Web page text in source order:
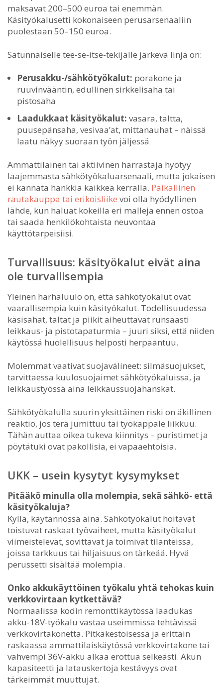
maksavat 200–500 euroa tai enemmän.
Käsityökalusetti kokonaiseen perusarsenaaliin
puolestaan 50–150 euroa.
Satunnaiselle tee-se-itse-tekijälle järkevä linja on:
Perusakku-/sähkötyökalut: porakone ja
ruuvinvääntin, edullinen sirkkelisaha tai
pistosaha
Laadukkaat käsityökalut: vasara, taltta,
puusepänsaha, vesivaa’at, mittanauhat – näissä
laatu näkyy suoraan työn jäljessä
Ammattilainen tai aktiivinen harrastaja hyötyy
laajemmasta sähkötyökaluarsenaali, mutta jokaisen
ei kannata hankkia kaikkea kerralla. Paikallinen
rautakauppa tai erikoisliike voi olla hyödyllinen
lähde, kun haluat kokeilla eri malleja ennen ostoa
tai saada henkilökohtaista neuvontaa
käyttötarpeisiisi.
Turvallisuus: käsityökalut eivät aina
ole turvallisempia
Yleinen harhaluulo on, että sähkötyökalut ovat
vaarallisempia kuin käsityökalut. Todellisuudessa
käsisahat, taltat ja piikit aiheuttavat runsaasti
leikkaus- ja pistotapaturmia – juuri siksi, että niiden
käytössä huolellisuus helposti herpaantuu.
Molemmat vaativat suojavälineet: silmäsuojukset,
tarvittaessa kuulosuojaimet sähkötyökaluissa, ja
leikkaustyössä aina leikkaussuojahanskat.
Sähkötyökalulla suurin yksittäinen riski on äkillinen
reaktio, jos terä jumittuu tai työkappale liikkuu.
Tähän auttaa oikea tukeva kiinnitys – puristimet ja
pöytätuki ovat pakollisia, ei vapaaehtoisia.
UKK – usein kysytyt kysymykset
Pitääkö minulla olla molempia, sekä sähkö- että
käsityökaluja?
Kyllä, käytännössä aina. Sähkötyökalut hoitavat
toistuvat raskaat työvaiheet, mutta käsityökalut
viimeistelevät, sovittavat ja toimivat tilanteissa,
joissa tarkkuus tai hiljaisuus on tärkeää. Hyvä
perussetti sisältää molempia.
Onko akkukäyttöinen työkalu yhtä tehokas kuin
verkkovirtaan kytkettävä?
Normaalissa kodin remonttikäytössä laadukas
akku-18V-työkalu vastaa useimmissa tehtävissä
verkkovirtakonetta. Pitkäkestoisessa ja erittäin
raskaassa ammattilaiskäytössä verkkovirtakone tai
vahvempi 36V-akku alkaa erottua selkeästi. Akun
kapasiteetti ja latauskertoja kestävyys ovat
tärkeimmät muuttujat.